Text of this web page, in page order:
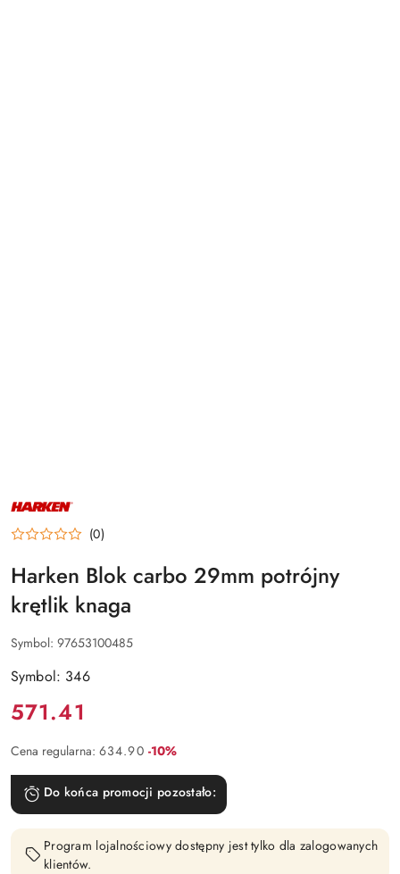
NAZWA
PRODUCENTA:
HARKEN (0)
Harken Blok carbo 29mm potrójny
krętlik knaga
Symbol: 97653100485
Symbol: 346
Cena:
571.41
Cena regularna: 634.90 Rabat:
-10%
Do końca promocji pozostało:
Program lojalnościowy dostępny jest tylko dla zalogowanych
klientów.